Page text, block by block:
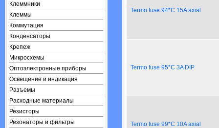
Клеммники
Клеммы
Коммутация
Конденсаторы
Крепеж
Микросхемы
Оптоэлектронные приборы
Освещение и индикация
Разъемы
Расходные материалы
Резисторы
Резонаторы и фильтры
Termo fuse 94*C 15A axial
Termo fuse 95*C 3A DIP
Termo fuse 99*C 10A axial